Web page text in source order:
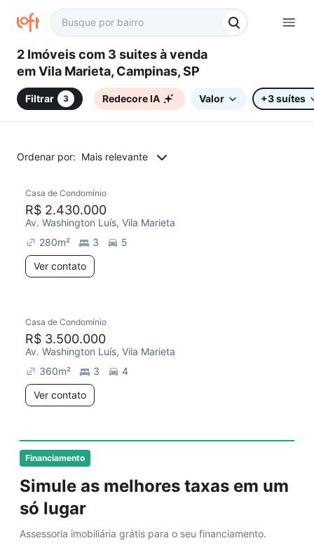
2 Imóveis com 3 suites à venda
em Vila Marieta, Campinas, SP
Filtrar 3 Redecore IA Valor +3 suítes
Ordenar por: Mais relevante
Financiamento
Simule as melhores taxas em um
só lugar
Assessoria imobiliária grátis para o seu financiamento.
Chegou este mês
Casa de Condomínio
R$ 2.430.000
Av. Washington Luís, Vila Marieta
280m² 3
5
Ver contato
Casa de Condomínio
R$ 3.500.000
Av. Washington Luís, Vila Marieta
360m² 3
4
Ver contato